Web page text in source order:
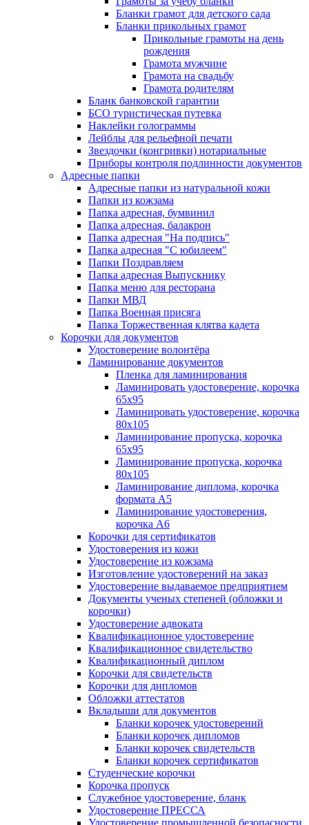
Бланки грамот для детского сада
Бланки прикольных грамот
Прикольные грамоты на день
рождения
Грамота мужчине
Грамота на свадьбу
Грамота родителям
Бланк банковской гарантии
БСО туристическая путевка
Наклейки голограммы
Лейблы для рельефной печати
Звездочки (конгривки) нотариальные
Приборы контроля подлинности документов
Адресные папки
Адресные папки из натуральной кожи
Папки из кожзама
Папка адресная, бумвинил
Папка адресная, балакрон
Папка адресная "На подпись"
Папка адресная "C юбилеем"
Папки Поздравляем
Папка адресная Выпускнику
Папка меню для ресторана
Папки МВД
Папка Военная присяга
Папка Торжественная клятва кадета
Корочки для документов
Удостоверение волонтёра
Ламинирование документов
Пленка для ламинирования
Ламинировать удостоверение, корочка
65х95
Ламинировать удостоверение, корочка
80х105
Ламинирование пропуска, корочка
65х95
Ламинирование пропуска, корочка
80х105
Ламинирование диплома, корочка
формата А5
Ламинирование удостоверения,
корочка А6
Корочки для сертификатов
Удостоверения из кожи
Удостоверение из кожзама
Изготовление удостоверений на заказ
Удостоверение выдаваемое предприятием
Документы ученых степеней (обложки и
корочки)
Удостоверение адвоката
Квалификационное удостоверение
Квалификационное свидетельство
Квалификационный диплом
Корочки для свидетельств
Корочки для дипломов
Обложки аттестатов
Вкладыши для документов
Бланки корочек удостоверений
Бланки корочек дипломов
Бланки корочек свидетельств
Бланки корочек сертификатов
Студенческие корочки
Корочка пропуск
Служебное удостоверение, бланк
Удостоверение ПРЕССА
Удостоверение промышленной безопасности